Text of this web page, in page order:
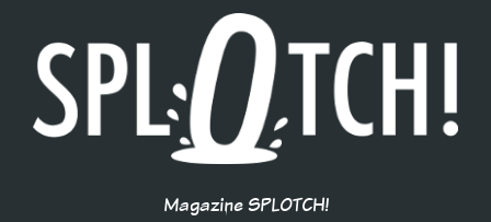
Magazine SPLOTCH!